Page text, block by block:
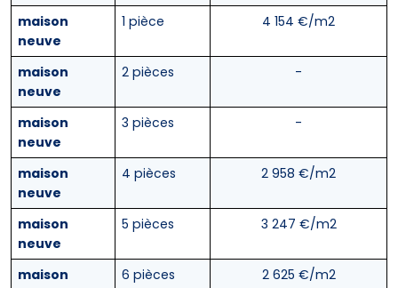
maison
neuve
1 pièce 4 154 €/m2
maison
neuve
2 pièces -
maison
neuve
3 pièces -
maison
neuve
4 pièces 2 958 €/m2
maison
neuve
5 pièces 3 247 €/m2
maison
6 pièces 2 625 €/m2